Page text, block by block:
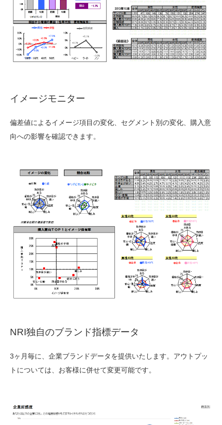
イメージモニター
偏差値によるイメージ項目の変化、セグメント別の変化、購入意
向への影響を確認できます。
NRI独自のブランド指標データ
3ヶ月毎に、企業ブランドデータを提供いたします。アウトプッ
トについては、お客様に併せて変更可能です。